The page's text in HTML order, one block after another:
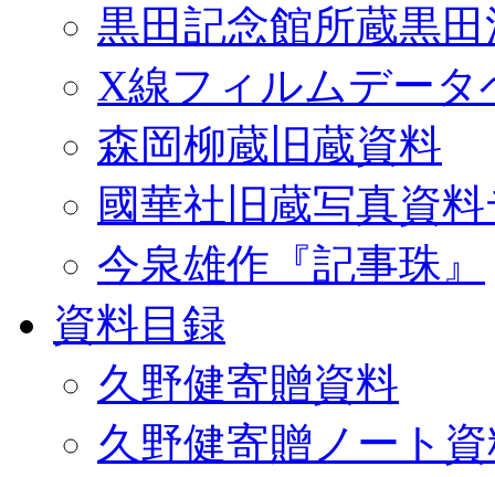
黒田記念館所蔵黒
X線フィルムデータ
森岡柳蔵旧蔵資料
國華社旧蔵写真資
今泉雄作『記事珠』
資料目録
久野健寄贈資料
久野健寄贈ノート